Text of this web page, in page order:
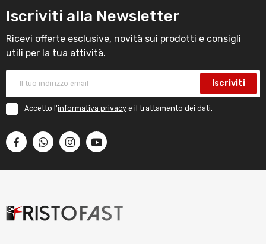
Iscriviti alla Newsletter
Ricevi offerte esclusive, novità sui prodotti e consigli
utili per la tua attività.
Iscriviti
Accetto l'informativa privacy e il trattamento dei dati.